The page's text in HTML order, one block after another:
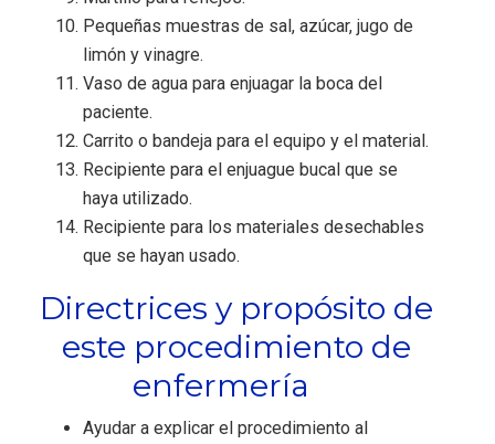
Pequeñas muestras de sal, azúcar, jugo de
limón y vinagre.
Vaso de agua para enjuagar la boca del
paciente.
Carrito o bandeja para el equipo y el material.
Recipiente para el enjuague bucal que se
haya utilizado.
Recipiente para los materiales desechables
que se hayan usado.
Directrices y propósito de
este procedimiento de
enfermería
Ayudar a explicar el procedimiento al